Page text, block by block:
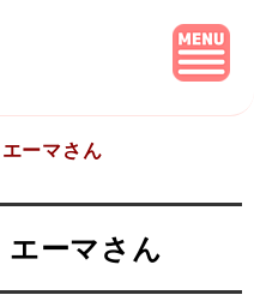
エーマさん
ーマさん